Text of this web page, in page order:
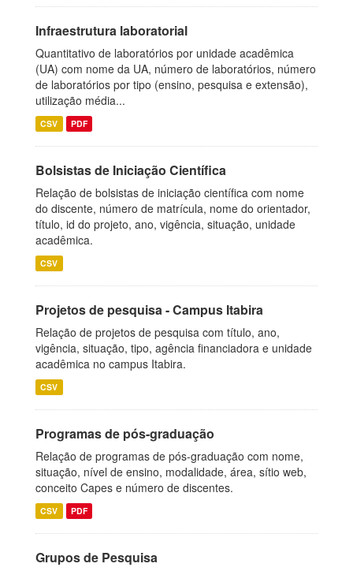
Infraestrutura laboratorial
Quantitativo de laboratórios por unidade acadêmica
(UA) com nome da UA, número de laboratórios, número
de laboratórios por tipo (ensino, pesquisa e extensão),
utilização média...
CSV PDF
Bolsistas de Iniciação Científica
Relação de bolsistas de iniciação científica com nome
do discente, número de matrícula, nome do orientador,
título, id do projeto, ano, vigência, situação, unidade
acadêmica.
CSV
Projetos de pesquisa - Campus Itabira
Relação de projetos de pesquisa com título, ano,
vigência, situação, tipo, agência financiadora e unidade
acadêmica no campus Itabira.
CSV
Programas de pós-graduação
Relação de programas de pós-graduação com nome,
situação, nível de ensino, modalidade, área, sítio web,
conceito Capes e número de discentes.
CSV PDF
Grupos de Pesquisa